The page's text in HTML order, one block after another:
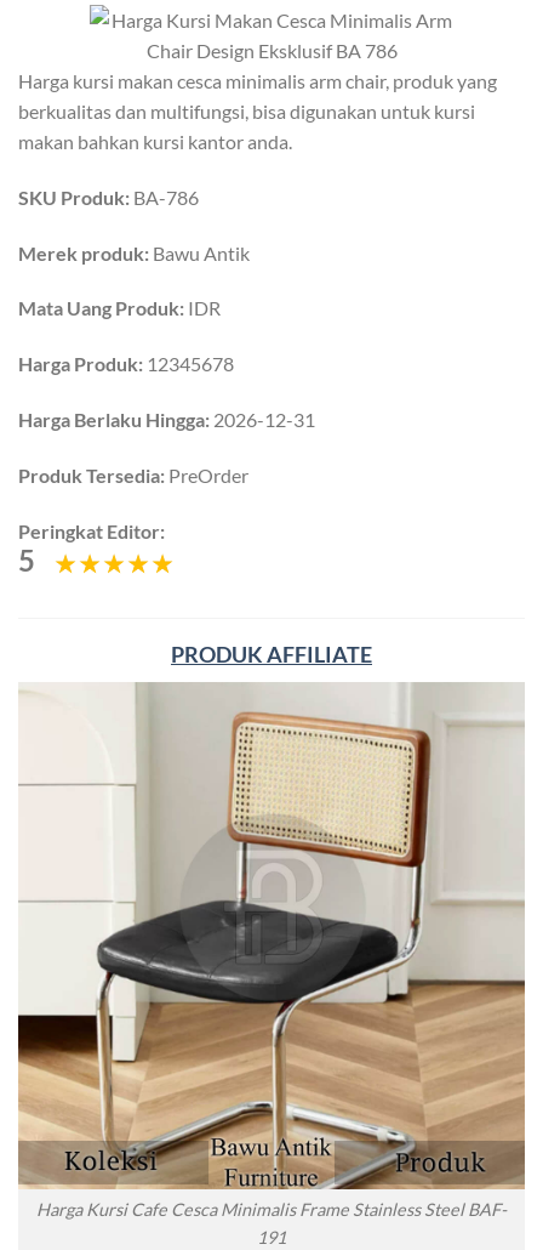
Harga kursi makan cesca minimalis arm chair, produk yang
berkualitas dan multifungsi, bisa digunakan untuk kursi
makan bahkan kursi kantor anda.
SKU Produk: BA-786
Merek produk: Bawu Antik
Mata Uang Produk: IDR
Harga Produk: 12345678
Harga Berlaku Hingga: 2026-12-31
Produk Tersedia: PreOrder
Peringkat Editor:
5
PRODUK AFFILIATE
Harga Kursi Cafe Cesca Minimalis Frame Stainless Steel BAF-
191